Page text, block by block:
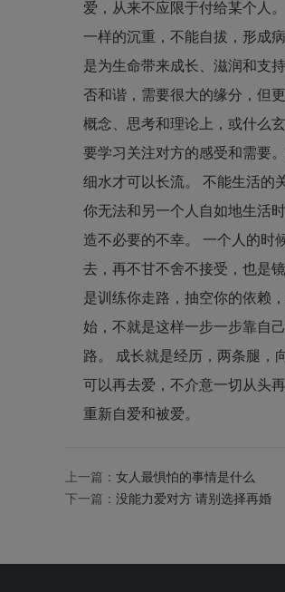
爱，从来不应限于付给某个人
一样的沉重，不能自拔，形成
是为生命带来成长、滋润和支
否和谐，需要很大的缘分，但
概念、思考和理论上，或什么
要学习关注对方的感受和需要
细水才可以长流。 不能生活的
你无法和另一个人自如地生活
造不必要的不幸。 一个人的时
去，再不甘不舍不接受，也是
是训练你走路，抽空你的依赖
始，不就是这样一步一步靠自
路。 成长就是经历，两条腿，
可以再去爱，不介意一切从头
重新自爱和被爱。
上一篇： 女人最惧怕的事情是什么
下一篇： 没能力爱对方 请别选择再婚